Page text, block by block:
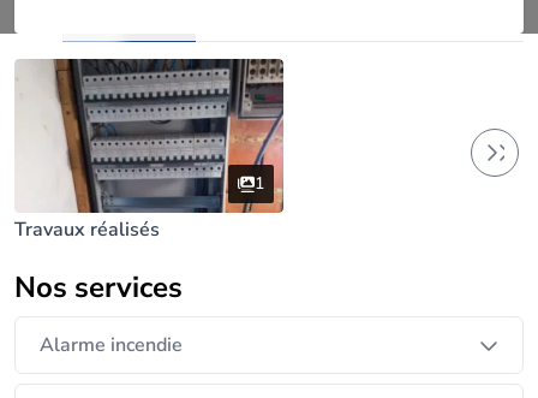
N'hésitez pas à me contacter.
1
Travaux réalisés
Nos services
Alarme incendie